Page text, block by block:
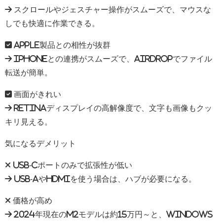
→ スクロールやジェスチャー操作がスムーズで、マウスな
しでも快適に作業できる。
✅ Apple製品との相性が抜群
→ iPhoneとの連携がスムーズで、AirDropでファイル
転送が簡単。
✅ 画面がきれい
→ Retinaディスプレイの高解像度で、文字も画像もクッ
キリ見える。
気になるデメリット
❌ USB-Cポートのみで拡張性が低い
→ USB-AやHDMIを使う場合は、ハブが必要になる。
❌ 価格が高め
→ 2024年現在のM2モデルは約15万円～と、Windows